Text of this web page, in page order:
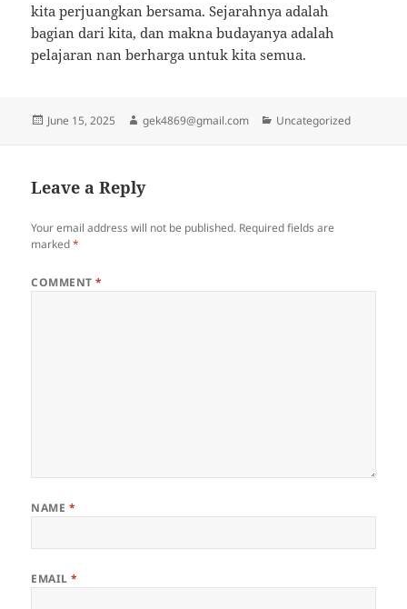
kita perjuangkan bersama. Sejarahnya adalah
bagian dari kita, dan makna budayanya adalah
pelajaran nan berharga untuk kita semua.
Posted
June 15, 2025 Author
gek4869@gmail.com Categories
Uncategorized
Leave a Reply
Your email address will not be published. Required fields are
marked*
COMMENT*
NAME *
EMAIL*